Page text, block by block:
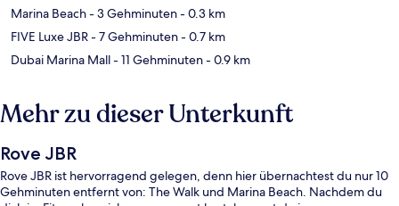
Marina Beach- 3 Gehminuten- 0.3 km
FIVE Luxe JBR- 7 Gehminuten- 0.7 km
Dubai Marina Mall- 11 Gehminuten- 0.9 km
Mehr zu dieser Unterkunft
Rove JBR
Rove JBR ist hervorragend gelegen, denn hier übernachtest du nur 10
Gehminuten entfernt von: The Walk und Marina Beach. Nachdem du